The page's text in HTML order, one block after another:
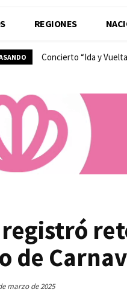
REGIONES
Concierto “Ida y
de
marzo de 2025